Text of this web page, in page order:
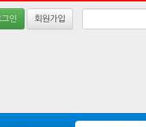
인 회원가입